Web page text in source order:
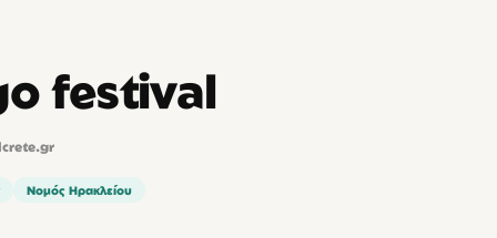
festival
Νομός Ηρακλείου